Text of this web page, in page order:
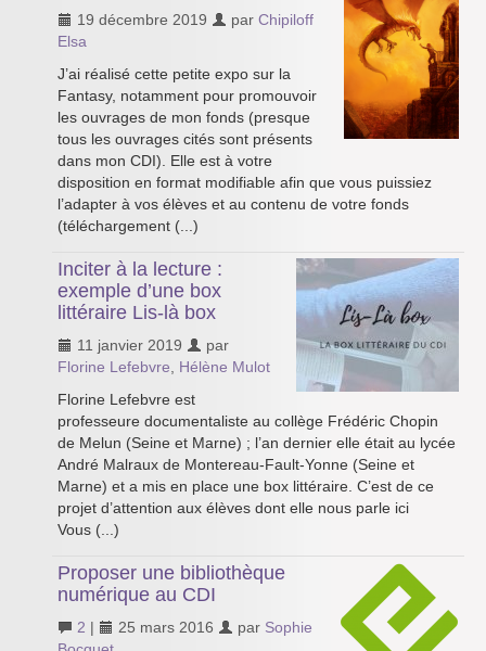
19 décembre 2019 par Chipiloff
Elsa
J’ai réalisé cette petite expo sur la
Fantasy, notamment pour promouvoir
les ouvrages de mon fonds (presque
tous les ouvrages cités sont présents
dans mon CDI). Elle est à votre
disposition en format modifiable afin que vous puissiez
l’adapter à vos élèves et au contenu de votre fonds
(téléchargement (...)
Inciter à la lecture :
exemple d’une box
littéraire Lis-là box
11 janvier 2019
par
Florine Lefebvre
Hélène Mulot
Florine Lefebvre est
professeure documentaliste au collège Frédéric Chopin
de Melun (Seine et Marne) ; l’an dernier elle était au lycée
André Malraux de Montereau-Fault-Yonne (Seine et
Marne) et a mis en place une box littéraire. C’est de ce
projet d’attention aux élèves dont elle nous parle ici
Vous (...)
Proposer une bibliothèque
numérique au CDI
2 | 25 mars 2016 par Sophie